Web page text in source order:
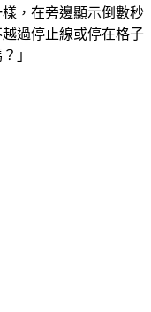
，在旁邊顯示倒數秒
過停止線或停在格子
」